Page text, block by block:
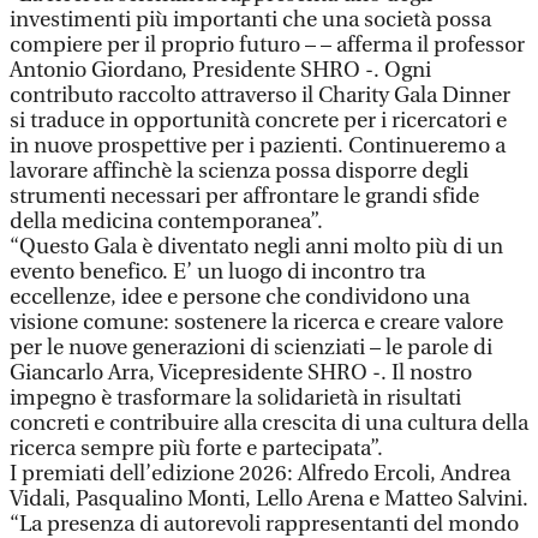
investimenti più importanti che una società possa
compiere per il proprio futuro – – afferma il professor
Antonio Giordano, Presidente SHRO -. Ogni
contributo raccolto attraverso il Charity Gala Dinner
si traduce in opportunità concrete per i ricercatori e
in nuove prospettive per i pazienti. Continueremo a
lavorare affinchè la scienza possa disporre degli
strumenti necessari per affrontare le grandi sfide
della medicina contemporanea”.
“Questo Gala è diventato negli anni molto più di un
evento benefico. E’ un luogo di incontro tra
eccellenze, idee e persone che condividono una
visione comune: sostenere la ricerca e creare valore
per le nuove generazioni di scienziati – le parole di
Giancarlo Arra, Vicepresidente SHRO -. Il nostro
impegno è trasformare la solidarietà in risultati
concreti e contribuire alla crescita di una cultura della
ricerca sempre più forte e partecipata”.
I premiati dell’edizione 2026: Alfredo Ercoli, Andrea
Vidali, Pasqualino Monti, Lello Arena e Matteo Salvini.
“La presenza di autorevoli rappresentanti del mondo